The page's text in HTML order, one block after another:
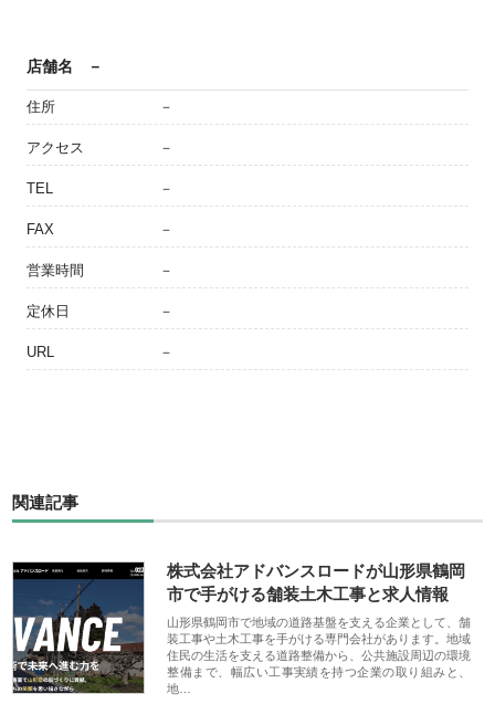
店舗名 －
住所 －
アクセス －
TEL －
FAX －
営業時間 －
定休日 －
URL －
関連記事
株式会社アドバンスロードが山形県鶴岡
市で手がける舗装土木工事と求人情報
山形県鶴岡市で地域の道路基盤を支える企業として、舗
装工事や土木工事を手がける専門会社があります。地域
住民の生活を支える道路整備から、公共施設周辺の環境
整備まで、幅広い工事実績を持つ企業の取り組みと、
地…